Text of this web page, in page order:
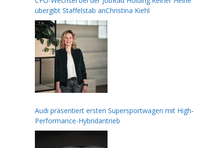
übergibt Staffelstab anChristina Kiehl
Audi präsentiert ersten Supersportwagen mit High-
Performance-Hybridantrieb